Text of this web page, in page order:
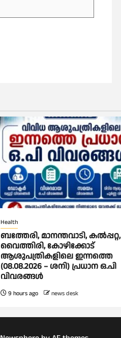
Health
ബത്തേരി, മാനന്തവാടി, കൽപ്പറ്റ,
വൈത്തിരി, കോഴിക്കോട്
ആശുപത്രികളിലെ ഇന്നത്തെ
(08.08.2026 – ശനി) പ്രധാന ഒ.പി
വിവരങ്ങൾ
9 hours ago news desk